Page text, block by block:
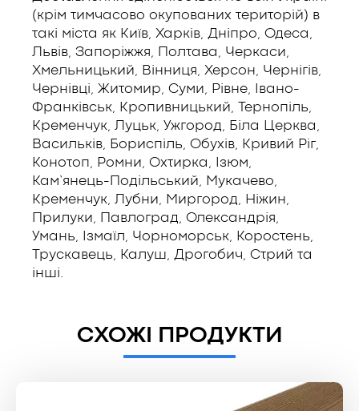
(крім тимчасово окупованих територій) в
такі міста як Київ, Харків, Дніпро, Одеса,
Львів, Запоріжжя, Полтава, Черкаси,
Хмельницький, Вінниця, Херсон, Чернігів,
Чернівці, Житомир, Суми, Рівне, Івано-
Франківськ, Кропивницький, Тернопіль,
Кременчук, Луцьк, Ужгород, Біла Церква,
Васильків, Бориспіль, Обухів, Кривий Ріг,
Конотоп, Ромни, Охтирка, Ізюм,
Кам’янець-Подільський, Мукачево,
Кременчук, Лубни, Миргород, Ніжин,
Прилуки, Павлоград, Олександрія,
Умань, Ізмаїл, Чорноморськ, Коростень,
Трускавець, Калуш, Дрогобич, Стрий та
інші.
СХОЖІ ПРОДУКТИ